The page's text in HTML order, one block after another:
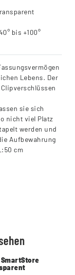
bis +100°
Lebens. Der
sie sich
nicht viel Platz
werden und
Aufbewahrung
cm